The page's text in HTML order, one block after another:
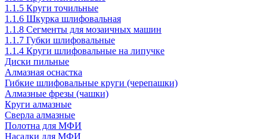
1.1.5 Круги точильные
1.1.6 Шкурка шлифовальная
1.1.8 Сегменты для мозаичных машин
1.1.7 Губки шлифовальные
1.1.4 Круги шлифовальные на липучке
Диски пильные
Алмазная оснастка
Гибкие шлифовальные круги (черепашки)
Алмазные фрезы (чашки)
Круги алмазные
Сверла алмазные
Полотна для МФИ
Насадки для МФИ